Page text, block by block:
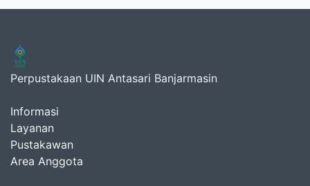
Perpustakaan UIN Antasari Banjarmasin
Informasi
Layanan
Pustakawan
Area Anggota